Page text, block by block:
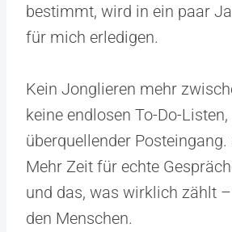
bestimmt, wird in ein paar
für mich erledigen.
Kein Jonglieren mehr
keine endlosen To-Do-Listen,
überquellender Posteingang.
Mehr Zeit für echte
und das, was wirklich zählt
den Menschen.